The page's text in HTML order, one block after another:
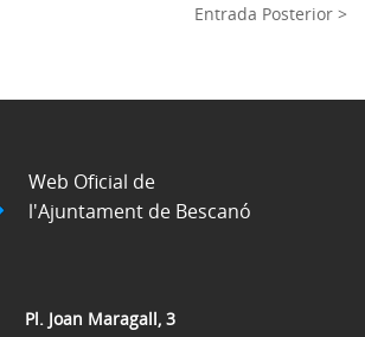
Entrada Posterior >
Pl. Joan Maragall, 3
Web Oficial de
l'Ajuntament de Bescanó